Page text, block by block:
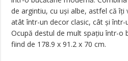
de argintiu, cu uși albe, astfel că
atât într-un decor clasic, cât și
Ocupă destul de mult spațiu într-o
fiind de 178.9 x 91.2 x 70 cm.